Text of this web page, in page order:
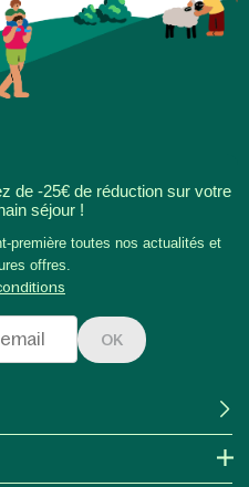
de -25€ de réduction sur votre
séjour !
première toutes nos actualités et
offres.
OK